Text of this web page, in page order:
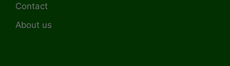
Contact
About us